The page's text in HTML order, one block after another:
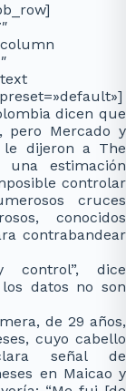
dicen que
pero Mercado y
dijeron a The
estimación
controlar
cruces
conocidos
contrabandear
dice
datos no son
de 29 años,
cuyo cabello
señal de
en Maicao y